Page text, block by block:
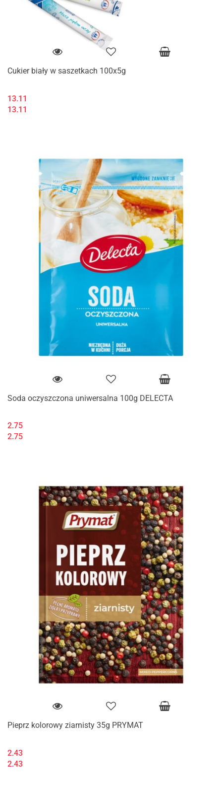
Cukier biały w saszetkach 100x5g
13.11
13.11
Soda oczyszczona uniwersalna 100g DELECTA
2.75
2.75
Pieprz kolorowy ziarnisty 35g PRYMAT
2.43
2.43